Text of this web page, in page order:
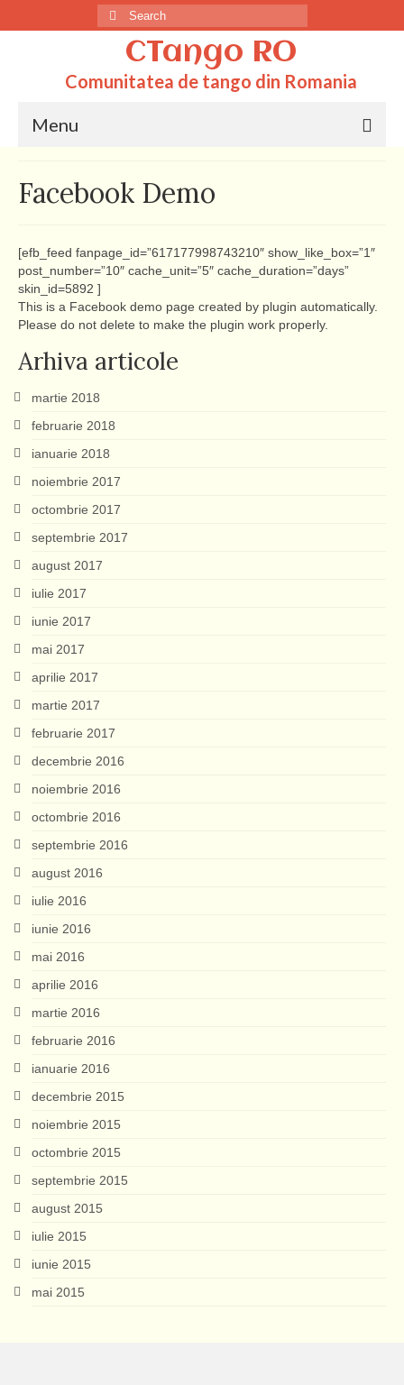
Search
for:
CTango RO
Comunitatea de tango din Romania
Menu
Dictionar
Scoli
Q&A
Facebook Demo
[efb_feed fanpage_id=”617177998743210″ show_like_box=”1″
post_number=”10″ cache_unit=”5″ cache_duration=”days”
skin_id=5892 ]
This is a Facebook demo page created by plugin automatically.
Please do not delete to make the plugin work properly.
Arhiva articole
martie 2018
februarie 2018
ianuarie 2018
noiembrie 2017
octombrie 2017
septembrie 2017
august 2017
iulie 2017
iunie 2017
mai 2017
aprilie 2017
martie 2017
februarie 2017
decembrie 2016
noiembrie 2016
octombrie 2016
septembrie 2016
august 2016
iulie 2016
iunie 2016
mai 2016
aprilie 2016
martie 2016
februarie 2016
ianuarie 2016
decembrie 2015
noiembrie 2015
octombrie 2015
septembrie 2015
august 2015
iulie 2015
iunie 2015
mai 2015